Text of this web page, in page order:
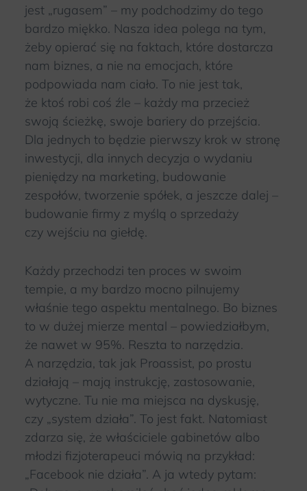
jest „rugasem” – my podchodzimy do tego
bardzo miękko. Nasza idea polega na tym,
żeby opierać się na faktach, które dostarcza
nam biznes, a nie na emocjach, które
podpowiada nam ciało. To nie jest tak,
że ktoś robi coś źle – każdy ma przecież
swoją ścieżkę, swoje bariery do przejścia.
Dla jednych to będzie pierwszy krok w stronę
inwestycji, dla innych decyzja o wydaniu
pieniędzy na marketing, budowanie
zespołów, tworzenie spółek, a jeszcze dalej –
budowanie firmy z myślą o sprzedaży
czy wejściu na giełdę.
Każdy przechodzi ten proces w swoim
tempie, a my bardzo mocno pilnujemy
właśnie tego aspektu mentalnego. Bo biznes
to w dużej mierze mental – powiedziałbym,
że nawet w 95%. Reszta to narzędzia.
A narzędzia, tak jak Proassist, po prostu
działają – mają instrukcję, zastosowanie,
wytyczne. Tu nie ma miejsca na dyskusję,
czy „system działa”. To jest fakt. Natomiast
zdarza się, że właściciele gabinetów albo
młodzi fizjoterapeuci mówią na przykład:
„Facebook nie działa”. A ja wtedy pytam: